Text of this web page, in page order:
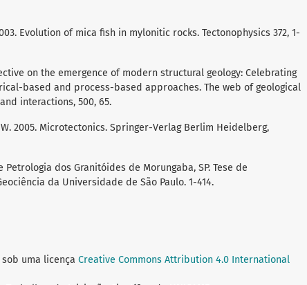
Evolution of mica fish in mylonitic rocks. Tectonophysics 372, 1-
on the emergence of modern structural geology: Celebrating
based and process-based approaches. The web of geological
interactions, 500, 65.
W. 2005. Microtectonics. Springer-Verlag Berlim Heidelberg,
e Petrologia dos Granitóides de Morungaba, SP. Tese de
da Universidade de São Paulo. 1-414.
uma licença Creative Commons Attribution 4.0 International